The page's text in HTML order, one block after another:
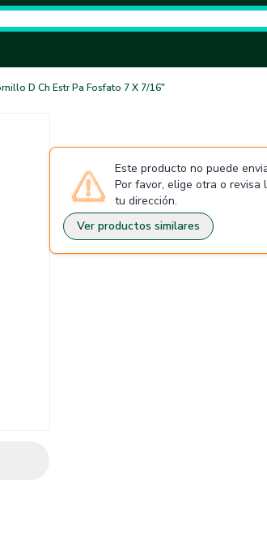
D Ch Estr Pa Fosfato 7 X 7/16"
Este producto no puede
Por favor, elige otra o revisa
tu dirección.
Ver productos similares